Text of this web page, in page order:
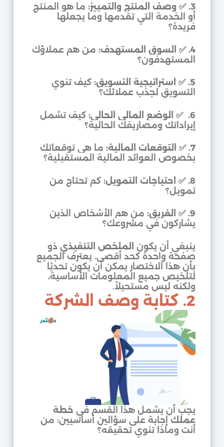
3.
✅وصف المنتج والتمييز:ما هو المنتج
أو الخدمة التي تقدمها وما يجعلها
فريدة؟
4.
✅ السوق المستهدف: من هم عملاؤك
المستهدفون؟
5.
✅استراتيجية التسويق:كيف تنوي
التسويق لجذب عملائك؟
6.
✅ الوضع المالي الحالي:كيف تشمل
إيراداتك ومصاريفك الحالية؟
7.
✅ التوقعات المالية:ما هي توقعاتك
بخصوص العوائد المالية المستقبلية؟
8.
✅ احتياجات التمويل: كم تحتاج من
تمويل؟
9.
✅ الفريق:من هم الأشخاص الذين
يشاركون في مشروعك؟
ينبغي أن يكونالملخص التنفيذيذو
صفحة واحدة كحد أقصى. يعترف الجميع
بأن هذا الاختصار يمكن أن يكون تحديًا
لتلخيص جميع المعلومات الأساسية،
ولكنه ليس مستحيلاً.
2. كتابة وصف الشركة
يجب أن يشمل هذا القسم في خطة
عملك إجابة على سؤالين أساسيين: من
أنت وماذا تنوي تحقيقه؟